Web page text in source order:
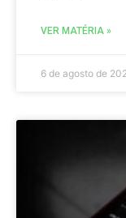
VER MATÉRIA »
6 de agosto de